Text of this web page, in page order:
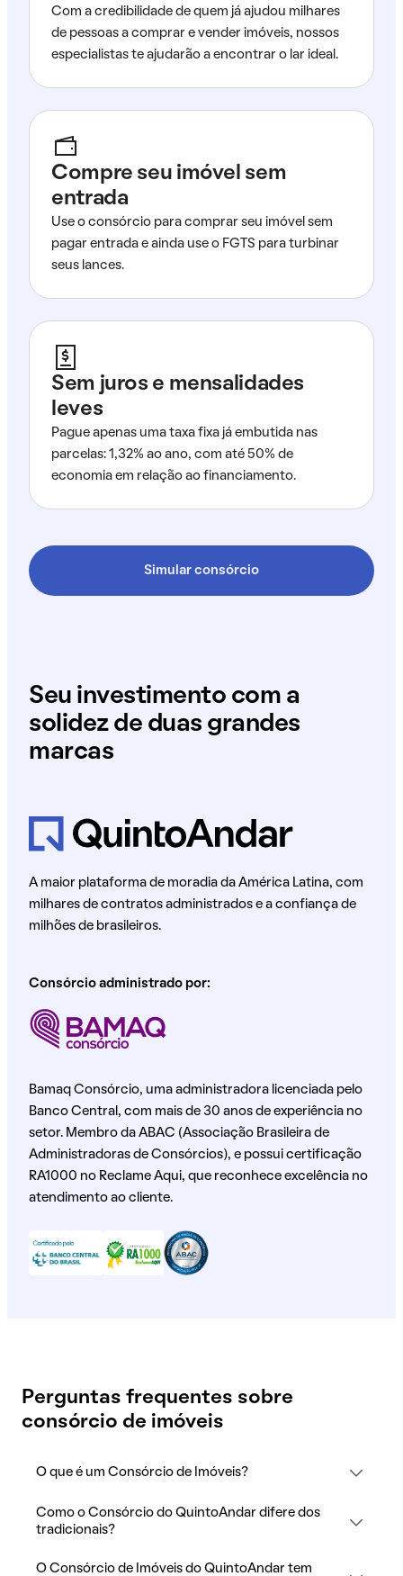
Com a credibilidade de quem já ajudou milhares
de pessoas a comprar e vender imóveis, nossos
especialistas te ajudarão a encontrar o lar ideal.
Compre seu imóvel sem
entrada
Use o consórcio para comprar seu imóvel sem
pagar entrada e ainda use o FGTS para turbinar
seus lances.
Sem juros e mensalidades
leves
Pague apenas uma taxa fixa já embutida nas
parcelas: 1,32% ao ano, com até 50% de
economia em relação ao financiamento.
Simular consórcio
Seu investimento com a
solidez de duas grandes
marcas
A maior plataforma de moradia da América Latina, com
milhares de contratos administrados e a confiança de
milhões de brasileiros.
Consórcio administrado por:
Bamaq Consórcio, uma administradora licenciada pelo
Banco Central, com mais de 30 anos de experiência no
setor. Membro da ABAC (Associação Brasileira de
Administradoras de Consórcios), e possui certificação
RA1000 no Reclame Aqui, que reconhece excelência no
atendimento ao cliente.
Perguntas frequentes sobre
consórcio de imóveis
O que é um Consórcio de Imóveis?
Como o Consórcio do QuintoAndar difere dos
tradicionais?
O Consórcio de Imóveis do QuintoAndar tem